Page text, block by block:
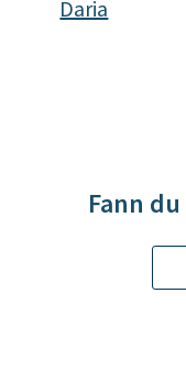
m
e
Daria
Fann